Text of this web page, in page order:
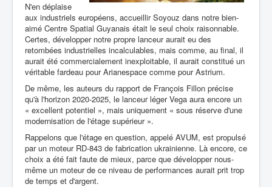
N'en déplaise
aux industriels européens, accueillir Soyouz dans notre bien-
aimé Centre Spatial Guyanais était le seul choix raisonnable.
Certes, développer notre propre lanceur aurait eu des
retombées industrielles incalculables, mais comme, au final, il
aurait été commercialement inexploitable, il aurait constitué un
véritable fardeau pour Arianespace comme pour Astrium.
De même, les auteurs du rapport de François Fillon précise
qu'à l'horizon 2020-2025, le lanceur léger Vega aura encore un
« excellent potentiel », mais uniquement « sous réserve d'une
modernisation de l'étage supérieur ».
Rappelons que l'étage en question, appelé AVUM, est propulsé
par un moteur RD-843 de fabrication ukrainienne. Là encore, ce
choix a été fait faute de mieux, parce que développer nous-
même un moteur de ce niveau de performances aurait prit trop
de temps et d'argent.